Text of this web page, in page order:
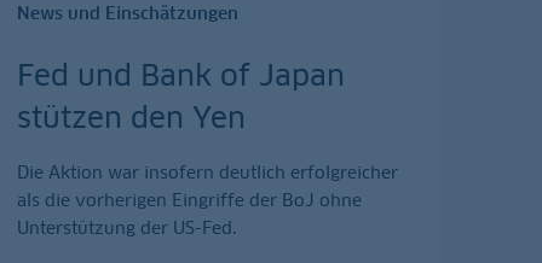
News und Einschätzungen
Fed und Bank of Japan
stützen den Yen
Die Aktion war insofern deutlich erfolgreicher
als die vorherigen Eingriffe der BoJ ohne
Unterstützung der US-Fed.